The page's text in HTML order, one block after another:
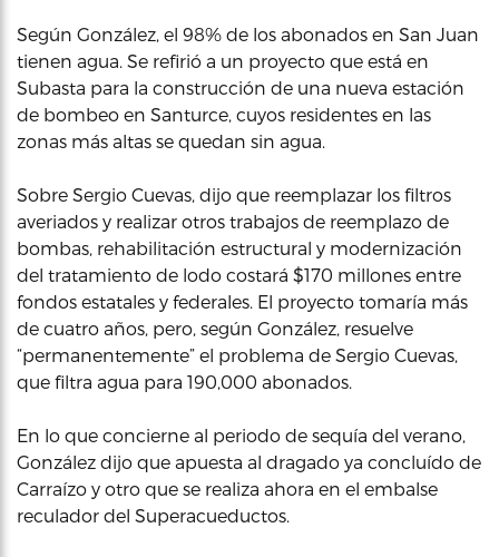
Según González, el 98% de los abonados en San Juan
tienen agua. Se refirió a un proyecto que está en
Subasta para la construcción de una nueva estación
de bombeo en Santurce, cuyos residentes en las
zonas más altas se quedan sin agua.
Sobre Sergio Cuevas, dijo que reemplazar los filtros
averiados y realizar otros trabajos de reemplazo de
bombas, rehabilitación estructural y modernización
del tratamiento de lodo costará $170 millones entre
fondos estatales y federales. El proyecto tomaría más
de cuatro años, pero, según González, resuelve
“permanentemente” el problema de Sergio Cuevas,
que filtra agua para 190,000 abonados.
En lo que concierne al periodo de sequía del verano,
González dijo que apuesta al dragado ya concluído de
Carraízo y otro que se realiza ahora en el embalse
reculador del Superacueductos.